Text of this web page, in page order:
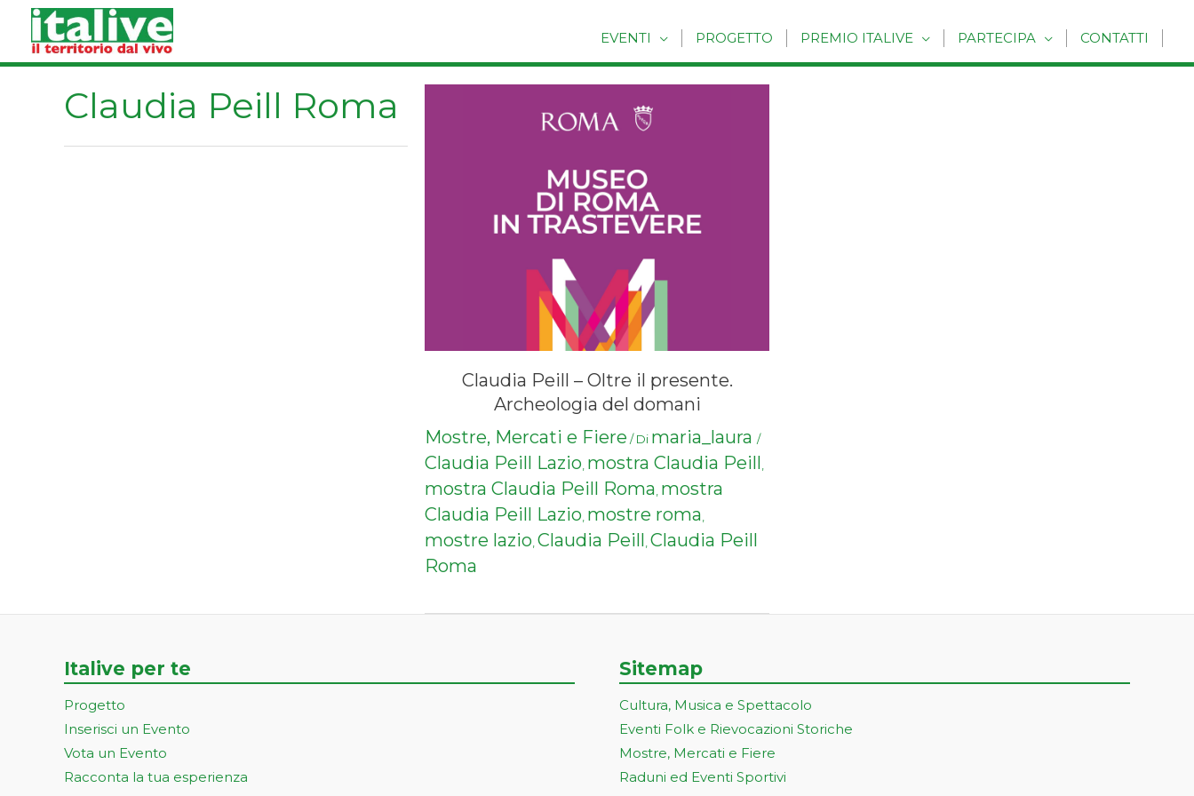
contenuto
EVENTI PROGETTO PREMIO ITALIVE PARTECIPA CONTATTI
Claudia Peill Roma
Claudia Peill – Oltre il presente.
Archeologia del domani
Mostre, Mercati e Fiere / Di maria_laura /
Claudia Peill Lazio, mostra Claudia Peill,
mostra Claudia Peill Roma, mostra
Claudia Peill Lazio, mostre roma,
mostre lazio,Claudia Peill,Claudia Peill
Roma
Italive per te
Progetto
Inserisci un Evento
Vota un Evento
Racconta la tua esperienza
Sitemap
Cultura, Musica e Spettacolo
Eventi Folk e Rievocazioni Storiche
Mostre, Mercati e Fiere
Raduni ed Eventi Sportivi